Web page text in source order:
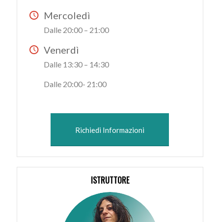
Mercoledì
Dalle 20:00 – 21:00
Venerdì
Dalle 13:30 – 14:30
Dalle 20:00- 21:00
Richiedi Informazioni
ISTRUTTORE